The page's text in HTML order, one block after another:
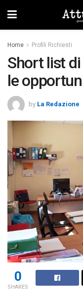
Home Profili Richiesti
Short list
le
by La Redazione
0
SHARES